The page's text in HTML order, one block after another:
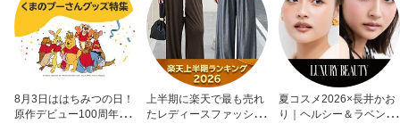
8月3日ははちみつの日！
原作デビュー100周年も
上半期に楽天で最も売れ
たレディースファッショ
夏コスメ2026×長井かお
り｜ヘルシー＆ラベンダ